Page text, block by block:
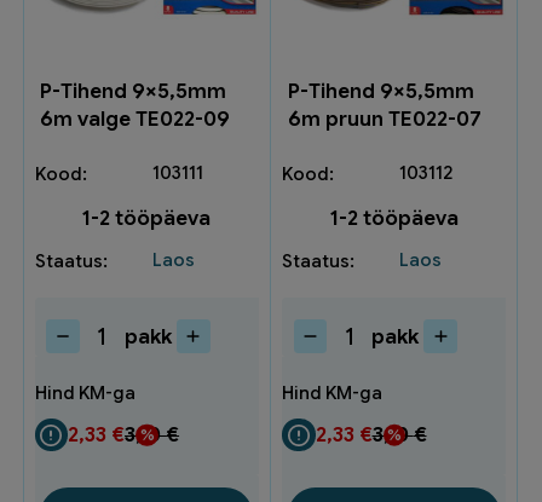
P-Tihend 9×5,5mm
6m valge TE022-09
103111
1-2 tööpäeva
Laos
P-
9x5,5mm
6m
valge
TE022-
pakk
3,10€
2,33 €
P-Tihend 9×5,5mm
6m pruun TE022-07
103112
1-2 tööpäeva
Laos
P-
9x5,5mm
6m
pruun
TE022-
pakk
3,10€
2,33 €